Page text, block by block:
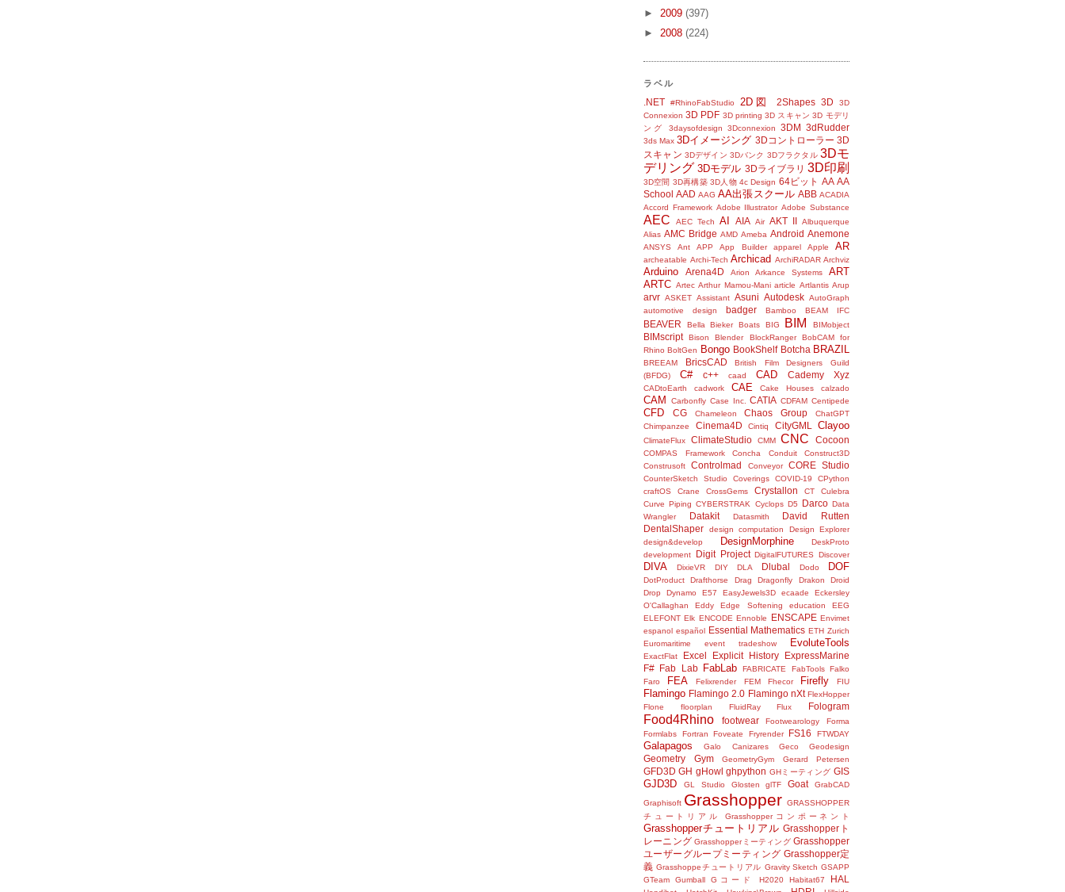
► 2009 (397)
► 2008 (224)
ラベル
.NET #RhinoFabStudio 2D図 2Shapes 3D
3D
Connexion 3D PDF 3D printing 3D スキャン 3D モデリ
ング
3daysofdesign 3Dconnexion 3DM 3dRudder
3ds Max 3Dイメージング 3Dコントローラー 3D
スキャン 3Dデザイン 3Dバンク 3Dフラクタル 3Dモ
デリング 3Dモデル 3Dライブラリ 3D印刷
3D空間 3D再構築 3D人物 4c Design 64ビット AA AA
School AAD AAG AA出張スクール ABB ACADIA
Accord Framework Adobe Illustrator Adobe Substance
AEC AEC Tech AI AIA Air AKT II Albuquerque
Alias AMC Bridge AMD Ameba Android Anemone
ANSYS Ant APP App Builder apparel Apple AR
archeatable Archi-Tech Archicad ArchiRADAR Archviz
Arduino Arena4D Arion Arkance Systems
ART
ARTC Artec Arthur Mamou-Mani article Artlantis Arup
arvr ASKET Assistant Asuni Autodesk AutoGraph
automotive design
badger Bamboo BEAM IFC
BEAVER Bella Bieker Boats BIG BIM BIMobject
BIMscript Bison Blender BlockRanger
BobCAM for
Rhino BoltGen Bongo BookShelf Botcha BRAZIL
BREEAM BricsCAD
British Film Designers Guild
(BFDG)
C# c++ caad CAD Cademy Xyz
CADtoEarth cadwork CAE Cake Houses calzado
CAM Carbonfly Case Inc. CATIA CDFAM Centipede
CFD CG Chameleon Chaos Group
ChatGPT
Chimpanzee
Cinema4D Cintiq CityGML Clayoo
ClimateFlux ClimateStudio CMM CNC Cocoon
COMPAS Framework Concha Conduit
Construct3D
Construsoft
Controlmad Conveyor CORE Studio
CounterSketch Studio Coverings COVID-19
CPython
craftOS
Crane CrossGems Crystallon CT
Culebra
Curve Piping CYBERSTRAK Cyclops D5 Darco Data
Wrangler
Datakit Datasmith
David Rutten
DentalShaper
design computation
Design Explorer
design&develop
DesignMorphine
DeskProto
development
Digit Project DigitalFUTURES Discover
DIVA DixieVR DIY DLA Dlubal Dodo DOF
DotProduct Drafthorse Drag Dragonfly Drakon
Droid
Drop
Dynamo E57 EasyJewels3D ecaade
Eckersley
O'Callaghan
Eddy Edge Softening education
EEG
ELEFONT Elk ENCODE Ennoble ENSCAPE Envimet
espanol español Essential Mathematics ETH Zurich
Euromaritime
event tradeshow EvoluteTools
ExactFlat Excel Explicit History
ExpressMarine
F# Fab Lab FabLab FABRICATE FabTools Falko
Faro
FEA Felixrender FEM Fhecor Firefly FIU
Flamingo Flamingo 2.0 Flamingo nXt FlexHopper
Flone
floorplan FluidRay Flux Fologram
Food4Rhino footwear Footwearology
Forma
Formlabs
Fortran Foveate Fryrender FS16 FTWDAY
Galapagos Galo Canizares Geco Geodesign
Geometry Gym GeometryGym Gerard Petersen
GFD3D GH gHowl ghpython GHミーティング GIS
GJD3D GL Studio Glosten glTF Goat GrabCAD
Graphisoft Grasshopper GRASSHOPPER
チュートリアル
Grasshopperコンポーネント
Grasshopperチュートリアル Grasshopperト
レーニング Grasshopperミーティング Grasshopper
ユーザーグループミーティング Grasshopper定
義 Grasshoppeチュートリアル Gravity Sketch GSAPP
GTeam
Gumball Gコード H2020 Habitat67 HAL